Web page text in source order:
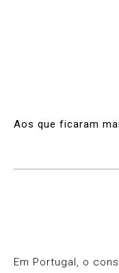
Aos que ficaram
Em Portugal, o